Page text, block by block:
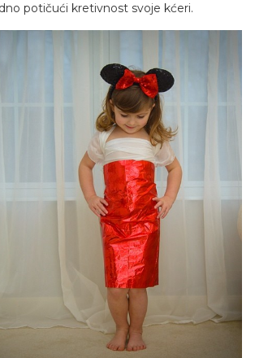
potičući kretivnost svoje kćeri.